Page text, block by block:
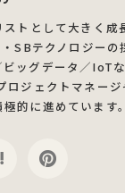
トとして大きく成
SBテクノロジーの
ッグデータ／IoT
ロジェクトマネー
的に進めています。